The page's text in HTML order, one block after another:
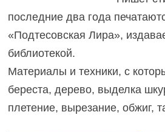
последние два года
«Подтесовская Лира»,
библиотекой.
Материалы и техники, с
береста, дерево, выделка
плетение, вырезание, обжиг,